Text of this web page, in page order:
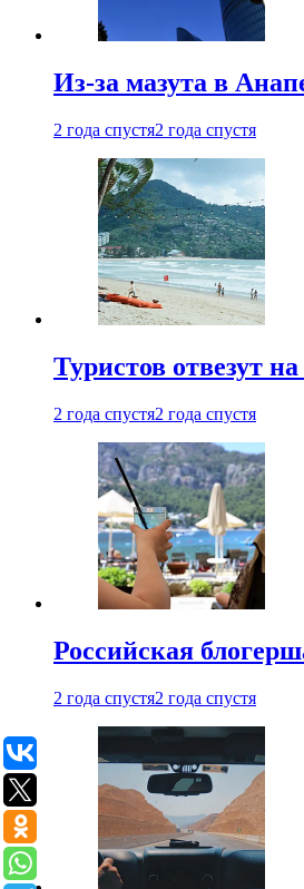
Из-за мазута в
2 года спустя2 года спустя
Туристов отвезут
2 года спустя2 года спустя
Российская
2 года спустя2 года спустя